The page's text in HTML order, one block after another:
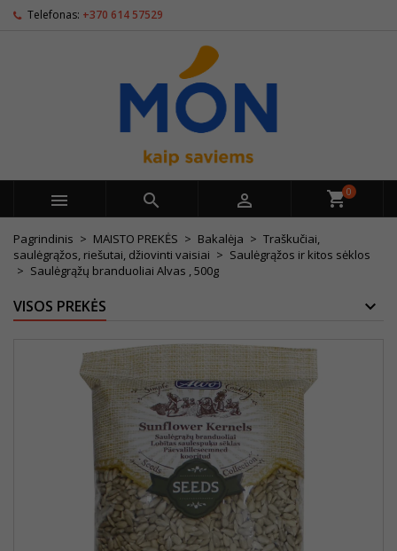
Telefonas: +370 614 57529
   0
Pagrindinis MAISTO PREKĖS Bakalėja
Traškučiai,
saulėgrąžos, riešutai, džiovinti vaisiai
Saulėgrąžos ir kitos sėklos
Saulėgrąžų branduoliai Alvas , 500g
VISOS PREKĖS